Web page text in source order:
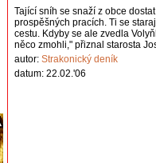
Tající sníh se snaží z obce
prospěšných pracích. Ti se
cestu. Kdyby se ale zvedla
něco zmohli," přiznal starosta
autor: Strakonický deník
datum: 22.02.'06